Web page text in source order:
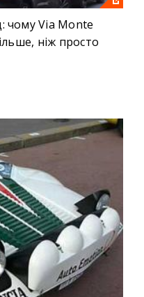
чому Via Monte
ніж просто